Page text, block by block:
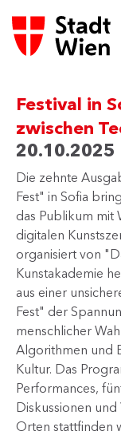
Festival in
zwischen
20.10.2025
Die zehnte
Fest" in Sofia
das Publikum mit
digitalen
organisiert von
Kunstakademie
aus einer
Fest" der
menschlicher
Algorithmen und
Kultur. Das
Performances,
Diskussionen
Orten stattfinden